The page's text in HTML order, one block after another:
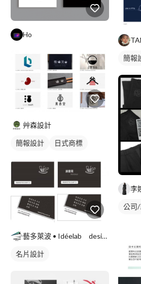
Ho
艸森設計
簡報設計
日式商標
藝多萊波 • Idéelab design
名片設計
簡報
李
公司